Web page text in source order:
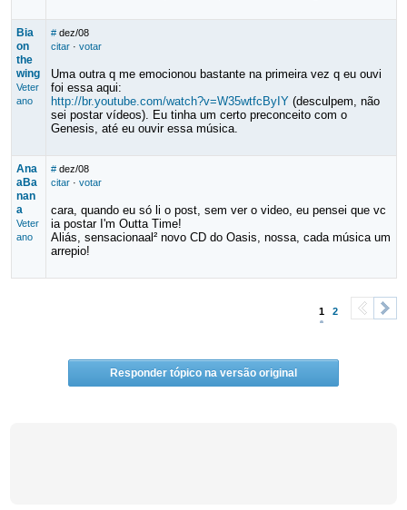
Bia
on
the
wing
Veter
ano
# dez/08
citar· votar
Uma outra q me emocionou bastante na primeira vez q eu ouvi
foi essa aqui:
http://br.youtube.com/watch?v=W35wtfcByIY(desculpem, não
sei postar vídeos). Eu tinha um certo preconceito com o
Genesis, até eu ouvir essa música.
Ana
aBa
nan
a
Veter
ano
# dez/08
citar· votar
cara, quando eu só li o post, sem ver o video, eu pensei que vc
ia postar I'm Outta Time!
Aliás, sensacionaal² novo CD do Oasis, nossa, cada música um
arrepio!
1 2
Responder tópico na versão original